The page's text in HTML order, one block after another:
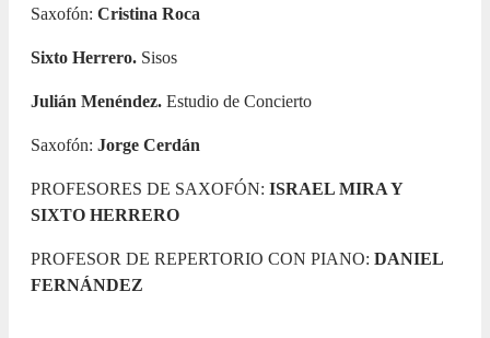
Saxofón: Cristina Roca
Sixto Herrero. Sisos
Julián Menéndez. Estudio de Concierto
Saxofón: Jorge Cerdán
PROFESORES DE SAXOFÓN: ISRAEL MIRA Y
SIXTO HERRERO
PROFESOR DE REPERTORIO CON PIANO: DANIEL
FERNÁNDEZ